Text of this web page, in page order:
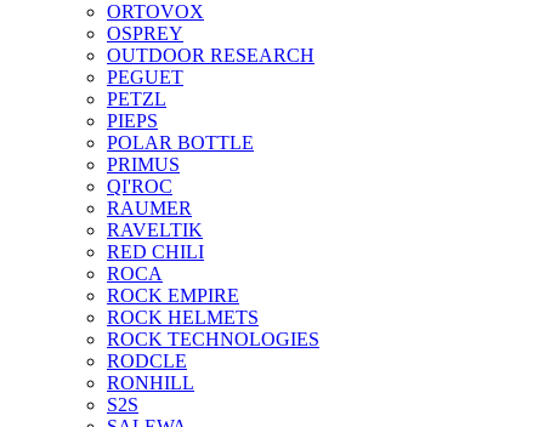
ORTOVOX
OSPREY
OUTDOOR RESEARCH
PEGUET
PETZL
PIEPS
POLAR BOTTLE
PRIMUS
QI'ROC
RAUMER
RAVELTIK
RED CHILI
ROCA
ROCK EMPIRE
ROCK HELMETS
ROCK TECHNOLOGIES
RODCLE
RONHILL
S2S